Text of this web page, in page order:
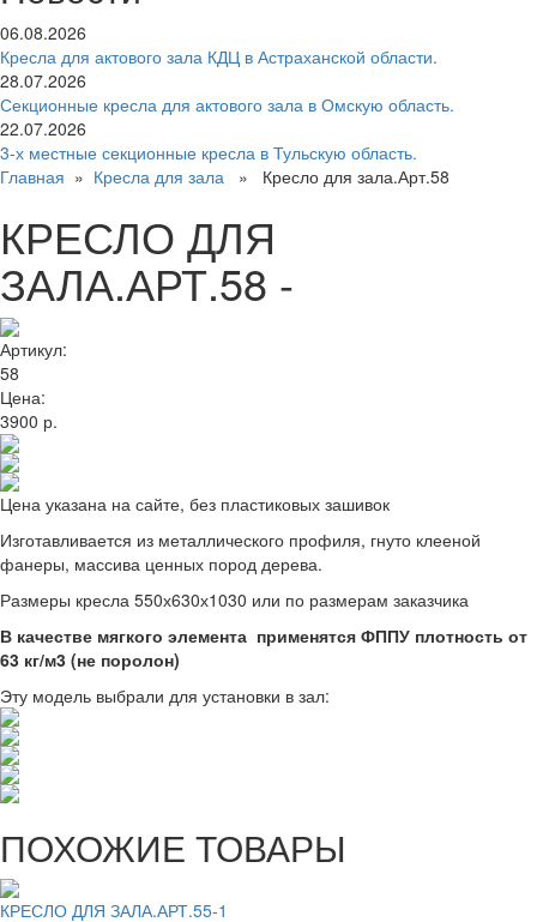
06.08.2026
Кресла для актового зала КДЦ в Астраханской области.
28.07.2026
Секционные кресла для актового зала в Омскую область.
22.07.2026
3-х местные секционные кресла в Тульскую область.
Главная » Кресла для зала » Кресло для зала.Арт.58
КРЕСЛО ДЛЯ
ЗАЛА.АРТ.58 -
Артикул:
58
Цена:
3900 р.
Цена указана на сайте, без пластиковых зашивок
Изготавливается из металлического профиля, гнуто клееной
фанеры, массива ценных пород дерева.
Размеры кресла 550х630х1030 или по размерам заказчика
В качестве мягкого элемента применятся ФППУ плотность от
63 кг/м3 (не поролон)
Эту модель выбрали для установки в зал:
ПОХОЖИЕ ТОВАРЫ
КРЕСЛО ДЛЯ ЗАЛА.АРТ.55-1